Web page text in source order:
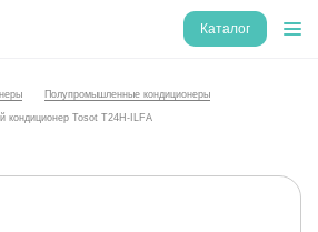
Каталог
Полупромышленные кондиционеры
кондиционер Tosot T24H-ILFA